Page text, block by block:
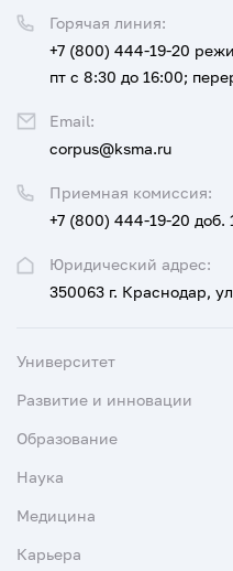
Юридический адрес:
350063 г. Краснодар,
Приемная комиссия:
+7 (800) 444-19-20 доб.
Горячая линия:
+7 (800) 444-19-20
пт с 8:30 до 16:00;
Email:
corpus@ksma.ru
Университет
Развитие и инновации
Образование
Наука
Медицина
Карьера